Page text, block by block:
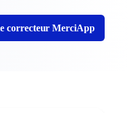
correcteur MerciApp